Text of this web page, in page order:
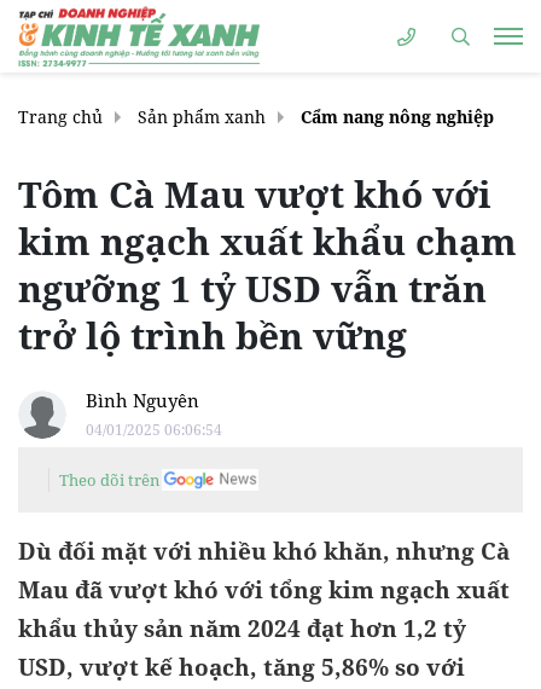
Trang chủ Sản phẩm xanh Cẩm nang nông nghiệp
Tôm Cà Mau vượt khó với
kim ngạch xuất khẩu chạm
ngưỡng 1 tỷ USD vẫn trăn
trở lộ trình bền vững
Bình Nguyên
04/01/2025 06:06:54
Theo dõi trên
Dù đối mặt với nhiều khó khăn, nhưng Cà
Mau đã vượt khó với tổng kim ngạch xuất
khẩu thủy sản năm 2024 đạt hơn 1,2 tỷ
USD, vượt kế hoạch, tăng 5,86% so với